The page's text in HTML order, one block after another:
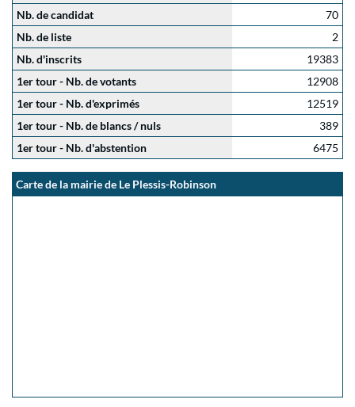
Nb. de candidat
70
Nb. de liste
2
Nb. d'inscrits
19383
1er tour - Nb. de votants
12908
1er tour - Nb. d'exprimés
12519
1er tour - Nb. de blancs / nuls
389
1er tour - Nb. d'abstention
6475
Carte de la mairie de Le Plessis-Robinson